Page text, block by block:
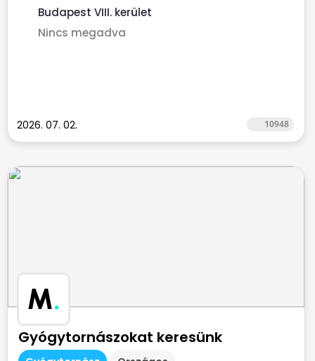
Budapest VIII. kerület
Nincs megadva
2026. 07. 02. 10948
M.
Gyógytornászokat keresünk